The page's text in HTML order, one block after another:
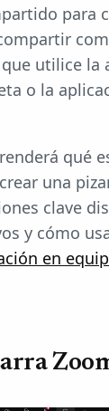
para
utilice la
o la
qué
una
clave
y cómo
en